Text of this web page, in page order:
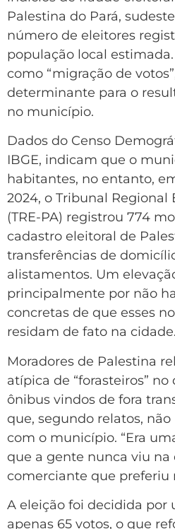
Palestina do Pará,
número de eleitores
população local
como “migração de
determinante para o
no município.
Dados do Censo
IBGE, indicam que o
habitantes, no entanto,
2024, o Tribunal Regional
(TRE-PA) registrou 774
cadastro eleitoral de
transferências de
alistamentos. Um
principalmente por não
concretas de que esses
residam de fato na cidade.
Moradores de Palestina
atípica de “forasteiros”
ônibus vindos de fora
que, segundo relatos,
com o município. “Era
que a gente nunca viu na
comerciante que preferiu
A eleição foi decidida por
apenas 65 votos, o que